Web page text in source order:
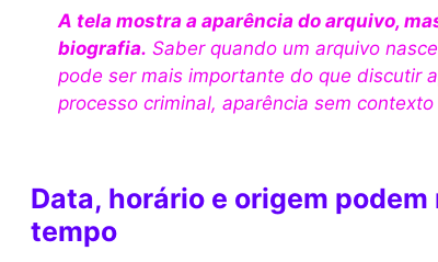
A tela mostra a aparência do arquivo,
biografia. Saber quando um arquivo
pode ser mais importante do que discutir
processo criminal, aparência sem
Data, horário e origem
tempo